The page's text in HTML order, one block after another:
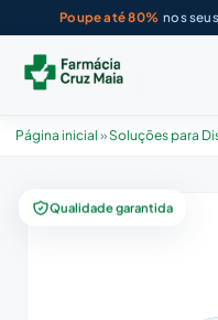
Poupe até 80% nos
Página inicial »Soluções para
Qualidade garantida